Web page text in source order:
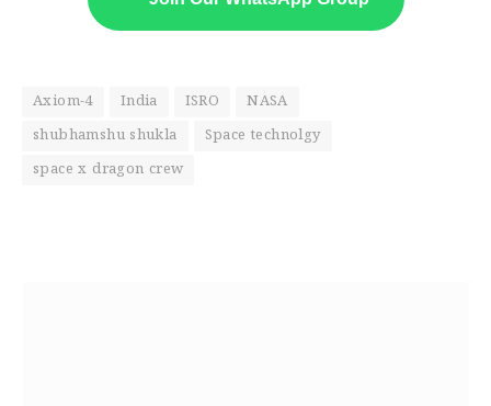
Axiom-4 India ISRO
NASA
shubhamshu shukla
Space technolgy
space x dragon crew